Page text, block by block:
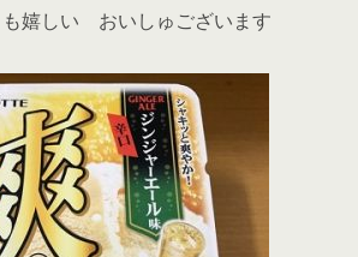
も嬉しい おいしゅございます